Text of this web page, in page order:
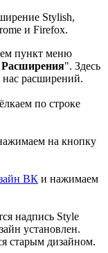
Stylish,
и Firefox.
пункт меню
". Здесь
нас расширений.
по строке
на кнопку
ВК и нажимаем
надпись Style
установлен.
старым дизайном.